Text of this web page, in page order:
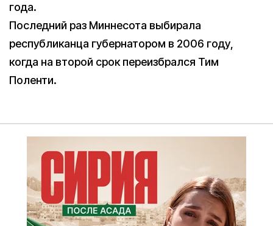
года.
Последний раз Миннесота выбирала
республиканца губернатором в 2006 году,
когда на второй срок переизбрался Тим
Поленти.